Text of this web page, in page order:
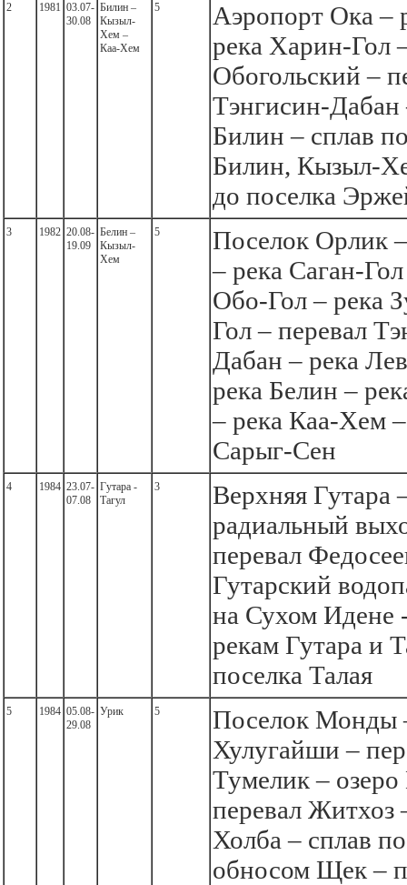
2 1981 03.07-
30.08
Билин –
Кызыл-
Хем –
Каа-Хем
5
Аэропорт Ока –
река Харин-Гол
Обогольский –
Тэнгисин-Дабан
Билин – сплав
Билин, Кызыл-
до поселка
3 1982 20.08-
19.09
Белин –
Кызыл-
Хем
5
Поселок Орлик
– река Саган-
Обо-Гол – река
Гол – перевал
Дабан – река
река Белин –
– река Каа-Хем
Сарыг-Сен
4 1984 23.07-
07.08
Гутара -
Тагул
3
Верхняя Гутара
радиальный
перевал
Гутарский
на Сухом Идене
рекам Гутара и
поселка Талая
5 1984 05.08-
29.08
Урик 5
Поселок Монды
Хулугайши –
Тумелик –
перевал Житхоз
Холба – сплав
обносом Щек –